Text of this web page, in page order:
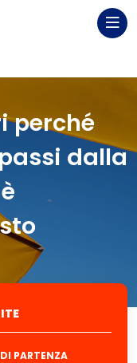
perché
dalla
PARTENZA